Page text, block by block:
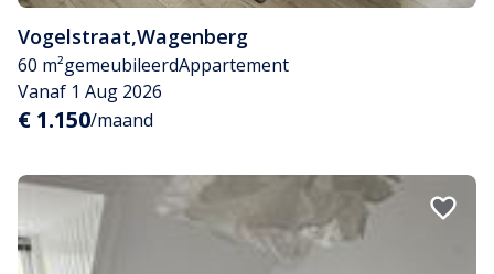
Vogelstraat,Wagenberg
60 m²gemeubileerdAppartement
Vanaf 1 Aug 2026
€ 1.150/maand